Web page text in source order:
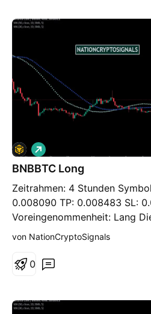
mit einem Short-Austausch
BNBBTC Long
Zeitrahmen: 4 Stunden
0.008090 TP: 0.008483 SL:
Voreingenommenheit: Lang
interessantes Instrument im
Unterstützungsniveau und
offensichtlich. Wie wir sehen,
L
o
n
von NationCryptoSignals
0